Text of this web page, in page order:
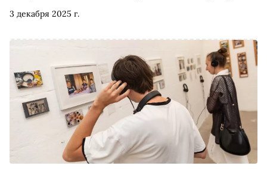
3 декабря 2025 г.
Рассказываем, чем заняться и куда сходить на